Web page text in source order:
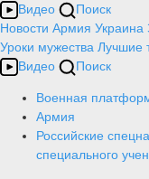
Видео
Поиск
Новости Армия Украина
Уроки мужества Лучшие
Видео
Поиск
Военная
Армия
Российские
специального